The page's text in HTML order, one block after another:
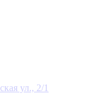
ул., 2/1